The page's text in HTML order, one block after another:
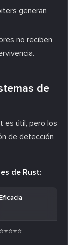
generan
no reciben
de
es útil, pero los
de detección
de Rust:
⭐⭐⭐⭐⭐